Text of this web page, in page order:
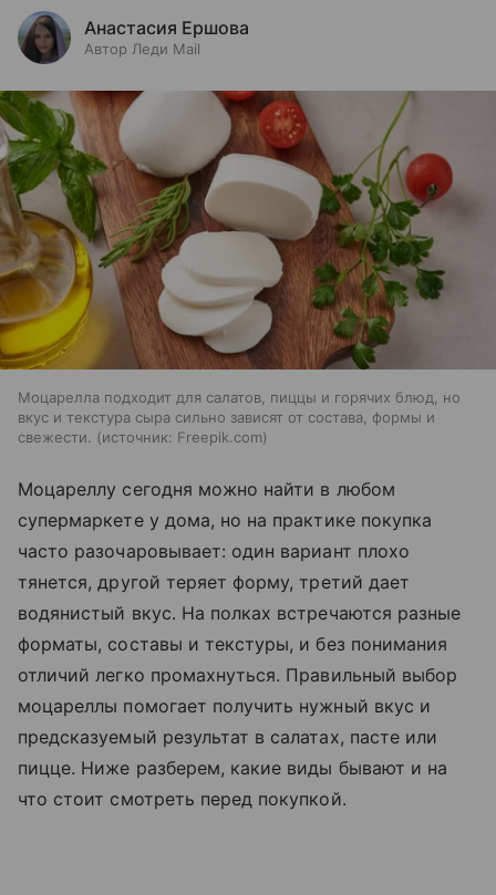
Анастасия Ершова
Автор Леди Mail
Моцарелла подходит для салатов, пиццы и горячих блюд, но
вкус и текстура сыра сильно зависят от состава, формы и
свежести.
источник: Freepik.com
Моцареллу сегодня можно найти в любом
супермаркете у дома, но на практике покупка
часто разочаровывает: один вариант плохо
тянется, другой теряет форму, третий дает
водянистый вкус. На полках встречаются разные
форматы, составы и текстуры, и без понимания
отличий легко промахнуться. Правильный выбор
моцареллы помогает получить нужный вкус и
предсказуемый результат в салатах, пасте или
пицце. Ниже разберем, какие виды бывают и на
что стоит смотреть перед покупкой.